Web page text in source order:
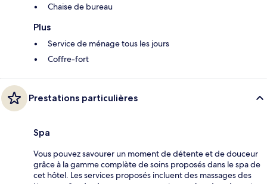
Chaise de bureau
Plus
Service de ménage tous les jours
Coffre-fort
Prestations particulières
Spa
Vous pouvez savourer un moment de détente et de douceur
grâce à la gamme complète de soins proposés dans le spa de
cet hôtel. Les services proposés incluent des massages des